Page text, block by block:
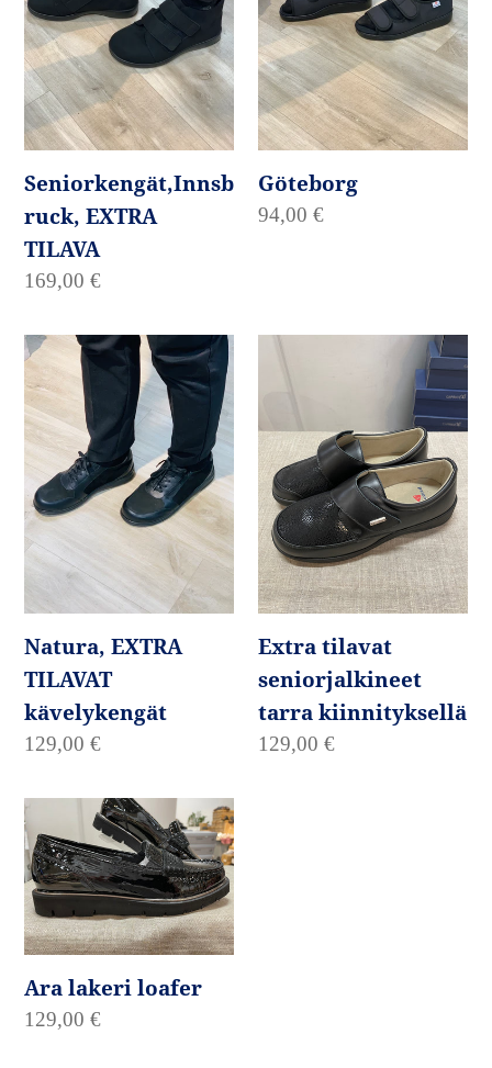
Seniorkengät,Innsb
ruck, EXTRA
TILAVA
Normaalihinta
169,00 €
Göteborg
Normaalihinta
94,00 €
Natura,
EXTRA
TILAVAT
kävelykengät
Natura, EXTRA
TILAVAT
kävelykengät
Normaalihinta
129,00 €
Extra
tarra
kiinnityksellä
Extra tilavat
seniorjalkineet
tarra kiinnityksellä
Normaalihinta
129,00 €
Ara
lakeri
loafer
Ara lakeri loafer
Normaalihinta
129,00 €